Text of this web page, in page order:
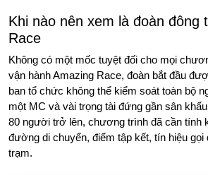
Khi nào nên xem là đoàn đông
Race
Không có một mốc tuyệt đối cho mọi
vận hành Amazing Race, đoàn bắt đầu
ban tổ chức không thể kiểm soát toàn bộ
một MC và vài trọng tài đứng gần sân
80 người trở lên, chương trình đã cần tính
đường di chuyển, điểm tập kết, tín hiệu
trạm.